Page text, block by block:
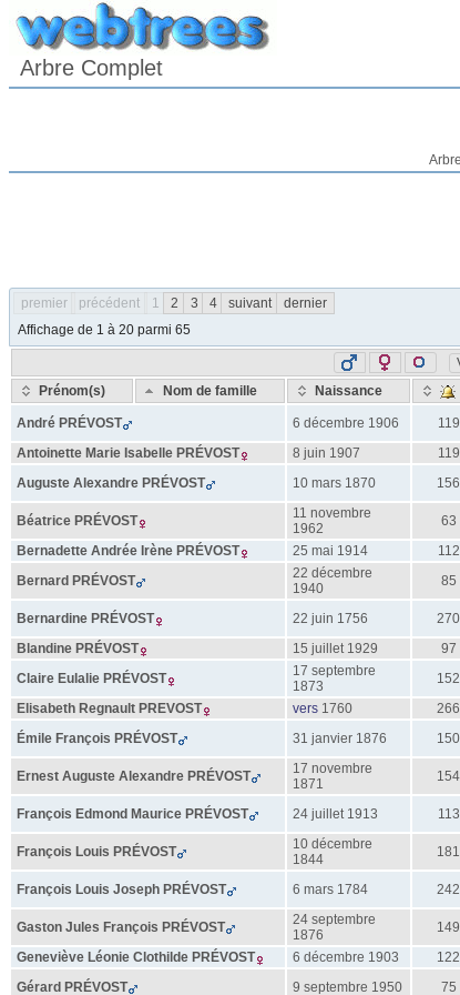
Arbre Complet
premier précédent 1 2 3 4 suivant dernier
Affichage de 1 à 20 parmi 65
Prénom(s)
Nom de famille Naissance
André PRÉVOST 6 décembre 1906 119
Antoinette Marie Isabelle PRÉVOST 8 juin 1907 119
Auguste Alexandre PRÉVOST 10 mars 1870 156
Béatrice PRÉVOST
11 novembre
1962
63
Bernadette Andrée Irène PRÉVOST 25 mai 1914 112
Bernard PRÉVOST
22 décembre
1940
85
Bernardine PRÉVOST 22 juin 1756 270
Blandine PRÉVOST 15 juillet 1929 97
Claire Eulalie PRÉVOST
17 septembre
1873
152
Elisabeth Regnault PREVOST vers 1760 266
Émile François PRÉVOST 31 janvier 1876 150
Ernest Auguste Alexandre PRÉVOST
17 novembre
1871
154
François Edmond Maurice PRÉVOST 24 juillet 1913 113
François Louis PRÉVOST
10 décembre
1844
181
François Louis Joseph PRÉVOST 6 mars 1784 242
Gaston Jules François PRÉVOST
24 septembre
1876
149
Geneviève Léonie Clothilde PRÉVOST 6 décembre 1903 122
Gérard PRÉVOST 9 septembre 1950 75